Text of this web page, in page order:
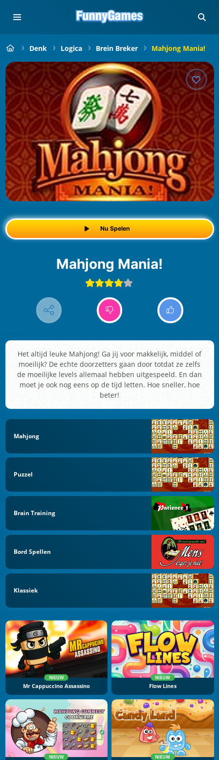
Denk Logica Brein Breker Mahjong Mania!
Nu Spelen
Mahjong Mania!
Het altijd leuke Mahjong! Ga jij voor makkelijk, middel of
moeilijk? De echte doorzetters gaan door totdat ze zelfs
de moeilijke levels allemaal hebben uitgespeeld. En dan
moet je ook nog eens op de tijd letten. Hoe sneller, hoe
beter!
Mahjong
Puzzel
Brain Training
Bord Spellen
Klassiek
NIEUW
Mr Cappuccino Assassino
NIEUW
Flow Lines
NIEUW NIEUW